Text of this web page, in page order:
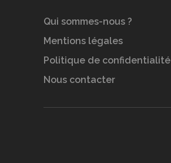
Qui sommes-nous ?
Mentions légales
Politique de confidentialité
Nous contacter